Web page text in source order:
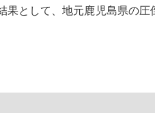
として、地元鹿児島県の圧